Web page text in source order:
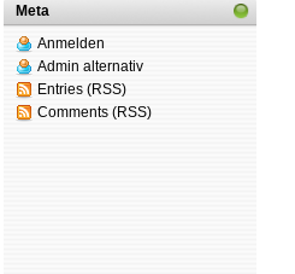
Meta
Anmelden
Admin alternativ
Entries (RSS)
Comments (RSS)